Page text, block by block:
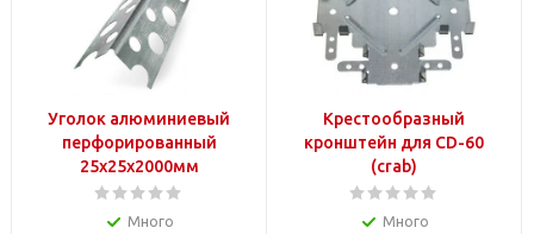
Уголок алюминиевый
перфорированный
25х25х2000мм
Много
Крестообразный
кронштейн для CD-60
(crab)
Много